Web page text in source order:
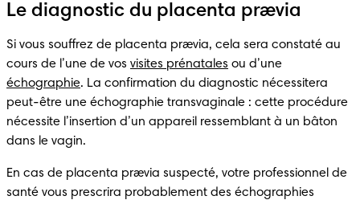
Le diagnostic du placenta prævia
Si vous souffrez de placenta prævia, cela sera constaté au
cours de l’une de vos visites prénatales
échographie. La confirmation du diagnostic nécessitera
peut-être une échographie transvaginale : cette procédure
nécessite l’insertion d’un appareil ressemblant à un bâton
dans le vagin.
En cas de placenta prævia suspecté, votre professionnel de
santé vous prescrira probablement des échographies